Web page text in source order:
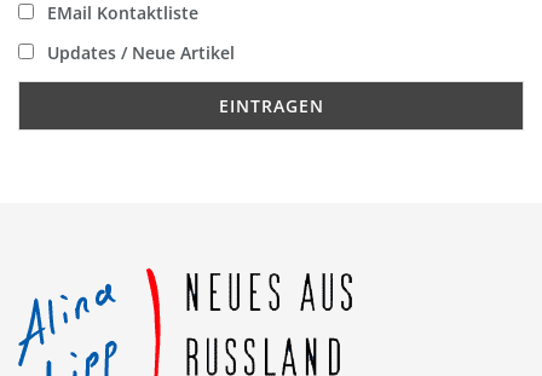
EMail Kontaktliste
Updates / Neue Artikel